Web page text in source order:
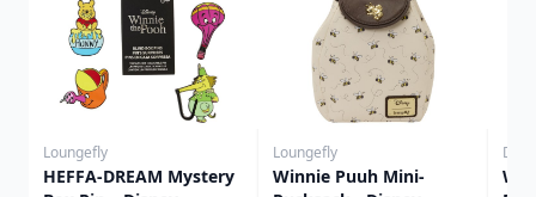
Loungefly
HEFFA-DREAM Mystery
Loungefly
Winnie Puuh Mini-